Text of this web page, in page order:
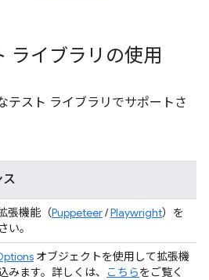
ライブラリの使用
テスト ライブラリでサポートさ
ス
張機能（Puppeteer/Playwright）を
い。
オブジェクトを使用して拡張機
みます。詳しくは、
こちらをご覧く